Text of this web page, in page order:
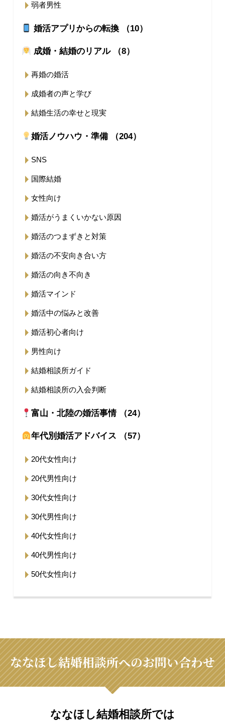
弱者男性
婚活アプリからの転換 （10）
成婚・結婚のリアル （8）
再婚の婚活
成婚者の声と学び
結婚生活の幸せと現実
婚活ノウハウ・準備 （204）
SNS
国際結婚
女性向け
婚活がうまくいかない原因
婚活のつまずきと対策
婚活の不安向き合い方
婚活の向き不向き
婚活マインド
婚活中の悩みと改善
婚活初心者向け
男性向け
結婚相談所ガイド
結婚相談所の入会判断
富山・北陸の婚活事情 （24）
年代別婚活アドバイス （57）
20代女性向け
20代男性向け
30代女性向け
30代男性向け
40代女性向け
40代男性向け
50代女性向け
ななほし結婚相談所へのお問い合わせ
ななほし結婚相談所では